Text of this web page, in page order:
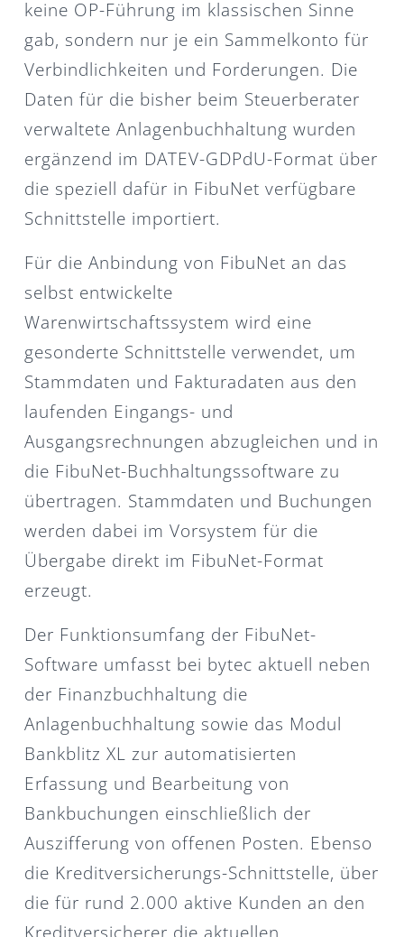
keine OP-Führung im klassischen Sinne
gab, sondern nur je ein Sammelkonto für
Verbindlichkeiten und Forderungen. Die
Daten für die bisher beim Steuerberater
verwaltete Anlagenbuchhaltung wurden
ergänzend im DATEV-GDPdU-Format über
die speziell dafür in FibuNet verfügbare
Schnittstelle importiert.
Für die Anbindung von FibuNet an das
selbst entwickelte
Warenwirtschaftssystem wird eine
gesonderte Schnittstelle verwendet, um
Stammdaten und Fakturadaten aus den
laufenden Eingangs- und
Ausgangsrechnungen abzugleichen und in
die FibuNet-Buchhaltungssoftware zu
übertragen. Stammdaten und Buchungen
werden dabei im Vorsystem für die
Übergabe direkt im FibuNet-Format
erzeugt.
Der Funktionsumfang der FibuNet-
Software umfasst bei bytec aktuell neben
der Finanzbuchhaltung die
Anlagenbuchhaltung sowie das Modul
Bankblitz XL zur automatisierten
Erfassung und Bearbeitung von
Bankbuchungen einschließlich der
Auszifferung von offenen Posten. Ebenso
die Kreditversicherungs-Schnittstelle, über
die für rund 2.000 aktive Kunden an den
Kreditversicherer die aktuellen